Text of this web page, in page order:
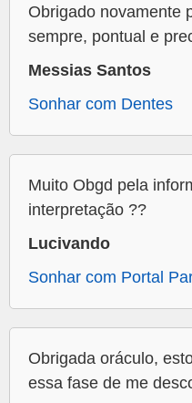
Obrigado novamente
sempre, pontual e
Messias Santos
Sonhar com Dentes
Muito Obgd pela
interpretação ??
Lucivando
Sonhar com Portal
Obrigada oráculo,
essa fase de me